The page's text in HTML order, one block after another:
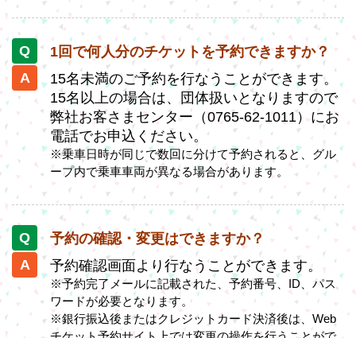
1回で何人分のチケットを予約できますか？
15名未満のご予約を行なうことができます。
15名以上の場合は、団体扱いとなりますので
弊社お客さまセンター（0765-62-1011）にお
電話でお申込ください。
※乗車日時が同じで数回に分けて予約されると、グル
ープ内で乗車車両が異なる場合があります。
予約の確認・変更はできますか？
予約確認画面より行なうことができます。
※予約完了メールに記載された、予約番号、ID、パス
ワードが必要となります。
※銀行振込後またはクレジットカード決済後は、Web